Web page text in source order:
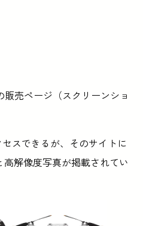
販売ページ（スクリーンショ
スできるが、そのサイトに
高解像度写真が掲載されてい